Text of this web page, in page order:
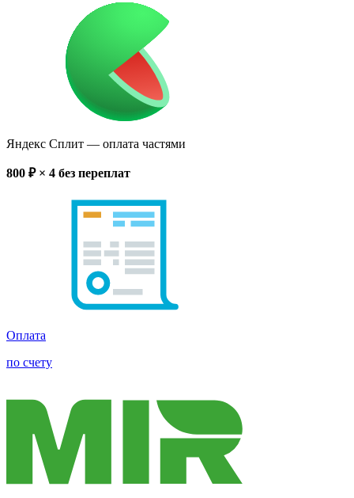
Яндекс Сплит — оплата частями
800 ₽ × 4 без переплат
Оплата
по счету